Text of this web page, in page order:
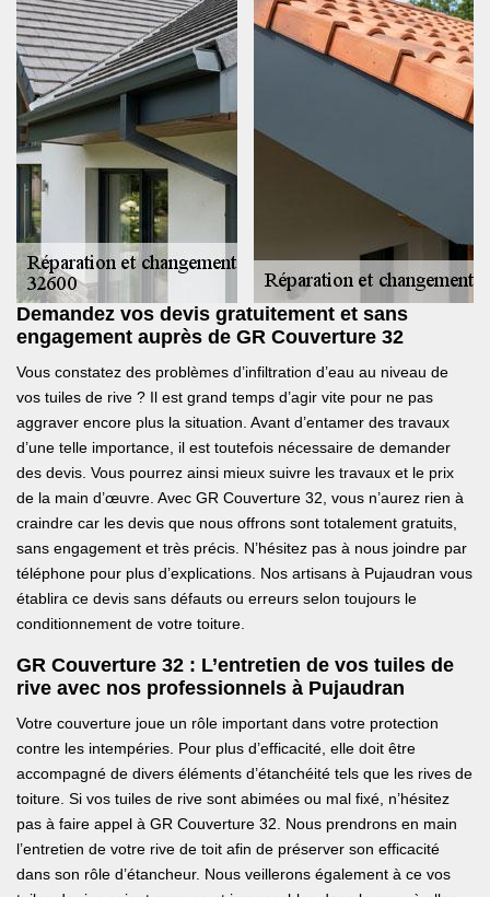
Demandez vos devis gratuitement et sans
engagement auprès de GR Couverture 32
Vous constatez des problèmes d’infiltration d’eau au niveau de
vos tuiles de rive ? Il est grand temps d’agir vite pour ne pas
aggraver encore plus la situation. Avant d’entamer des travaux
d’une telle importance, il est toutefois nécessaire de demander
des devis. Vous pourrez ainsi mieux suivre les travaux et le prix
de la main d’œuvre. Avec GR Couverture 32, vous n’aurez rien à
craindre car les devis que nous offrons sont totalement gratuits,
sans engagement et très précis. N’hésitez pas à nous joindre par
téléphone pour plus d’explications. Nos artisans à Pujaudran vous
établira ce devis sans défauts ou erreurs selon toujours le
conditionnement de votre toiture.
GR Couverture 32 : L’entretien de vos tuiles de
rive avec nos professionnels à Pujaudran
Votre couverture joue un rôle important dans votre protection
contre les intempéries. Pour plus d’efficacité, elle doit être
accompagné de divers éléments d’étanchéité tels que les rives de
toiture. Si vos tuiles de rive sont abimées ou mal fixé, n’hésitez
pas à faire appel à GR Couverture 32. Nous prendrons en main
l’entretien de votre rive de toit afin de préserver son efficacité
dans son rôle d’étancheur. Nous veillerons également à ce vos